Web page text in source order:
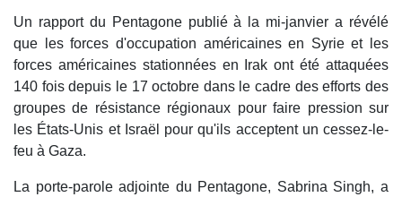
Un rapport du Pentagone publié à la mi-janvier a révélé
que les forces d'occupation américaines en Syrie et les
forces américaines stationnées en Irak ont ​​été attaquées
140 fois depuis le 17 octobre dans le cadre des efforts des
groupes de résistance régionaux pour faire pression sur
les États-Unis et Israël pour qu'ils acceptent un cessez-le-
feu à Gaza.
La porte-parole adjointe du Pentagone, Sabrina Singh, a